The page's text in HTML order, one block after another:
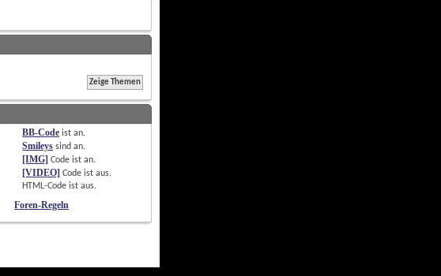
BB-Code istan.
Smileys sindan.
[IMG] Code istan.
[VIDEO] Code istaus.
HTML-Code istaus.
Foren-Regeln